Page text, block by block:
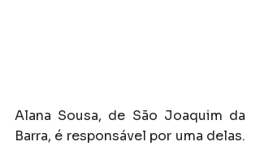
Alana Sousa, de São Joaquim da
Barra, é responsável por uma delas.